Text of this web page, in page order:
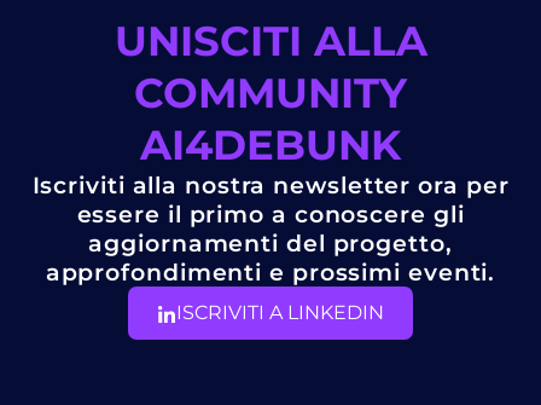
UNISCITI ALLA
COMMUNITY
AI4DEBUNK
Iscriviti alla nostra newsletter ora per
essere il primo a conoscere gli
aggiornamenti del progetto,
approfondimenti e prossimi eventi.
ISCRIVITI A LINKEDIN